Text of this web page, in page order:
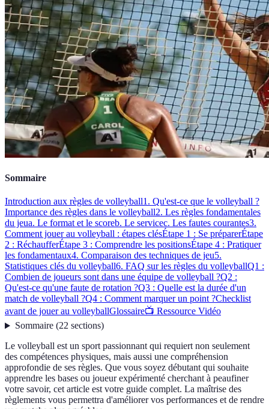
Sommaire
Introduction aux règles de volleyball1. Qu'est-ce que le volleyball ?
Importance des règles dans le volleyball2. Les règles fondamentales
du jeua. Le format et le scoreb. Le servicec. Les fautes courantes3.
Comment jouer au volleyball : étapes clésÉtape 1 : Se préparerÉtape
2 : RéchaufferÉtape 3 : Comprendre les positionsÉtape 4 : Pratiquer
les fondamentaux4. Comparaison des techniques de jeu5.
Statistiques clés du volleyball6. FAQ sur les règles du volleyballQ1 :
Combien de joueurs sont dans une équipe de volleyball ?Q2 :
Qu'est-ce qu'une faute de rotation ?Q3 : Quelle est la durée d'un
match de volleyball ?Q4 : Comment marquer un point ?Checklist
avant de jouer au volleyballGlossaire📺 Ressource Vidéo
Sommaire(22 sections)
Le volleyball est un sport passionnant qui requiert non seulement
des compétences physiques, mais aussi une compréhension
approfondie de ses règles. Que vous soyez débutant qui souhaite
apprendre les bases ou joueur expérimenté cherchant à peaufiner
votre savoir, cet article est votre guide complet. La maîtrise des
règlements vous permettra d'améliorer vos performances et de rendre